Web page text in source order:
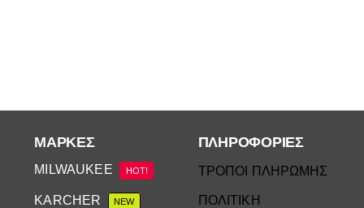
ΜΆΡΚΕΣ
MILWAUKEE HOT!
KARCHER NEW
ΠΛΗΡΟΦΟΡΙΕΣ
ΤΡΟΠΟΙ ΠΛΗΡΩΜΗΣ
ΠΟΛΙΤΙΚΗ